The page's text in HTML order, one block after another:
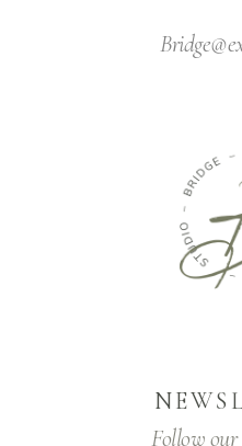
Follow our